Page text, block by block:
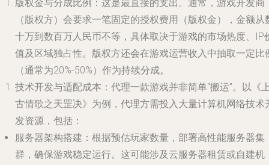
版权金与分成比例 ：这是最直接的支出。通常，游戏开发商
（版权方）会要求一笔固定的授权费用（版权金），金额从
十万到数百万人民币不等，具体取决于游戏的市场热度、IP
值及区域独占性。版权方还会在游戏运营收入中抽取一定比
（通常为20%-50%）作为持续分成。
技术开发与适配成本 ：代理一款游戏并非简单“搬运”。以《
古情歌之天罡决》为例，代理方需投入大量计算机网络技术
发资源，包括：
服务器架构搭建 ：根据预估玩家数量，部署高性能服务器集
群，确保游戏稳定运行。这可能涉及云服务器租赁或自建机